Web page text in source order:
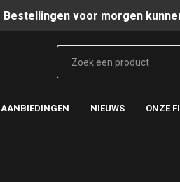
Bestellingen voor morgen
AANBIEDINGEN NIEUWS ONZE